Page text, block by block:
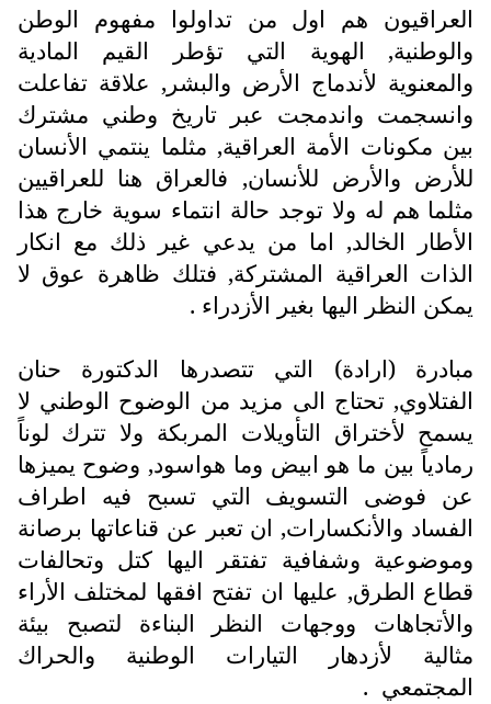
العراقيون هم اول من تداولوا مفهوم الوطن
والوطنية, الهوية التي تؤطر القيم المادية
والمعنوية لأندماج الأرض والبشر, علاقة تفاعلت
وانسجمت واندمجت عبر تاريخ وطني مشترك
بين مكونات الأمة العراقية, مثلما ينتمي الأنسان
للأرض والأرض للأنسان, فالعراق هنا للعراقيين
مثلما هم له ولا توجد حالة انتماء سوية خارج هذا
الأطار الخالد, اما من يدعي غير ذلك مع انكار
الذات العراقية المشتركة, فتلك ظاهرة عوق لا
يمكن النظر اليها بغير الأزدراء .
مبادرة (ارادة) التي تتصدرها الدكتورة حنان
الفتلاوي, تحتاج الى مزيد من الوضوح الوطني لا
يسمح لأختراق التأويلات المربكة ولا تترك لوناً
رمادياً بين ما هو ابيض وما هواسود, وضوح يميزها
عن فوضى التسويف التي تسبح فيه اطراف
الفساد والأنكسارات, ان تعبر عن قناعاتها برصانة
وموضوعية وشفافية تفتقر اليها كتل وتحالفات
قطاع الطرق, عليها ان تفتح افقها لمختلف الأراء
والأتجاهات ووجهات النظر البناءة لتصبح بيئة
مثالية لأزدهار التيارات الوطنية والحراك
المجتمعي .